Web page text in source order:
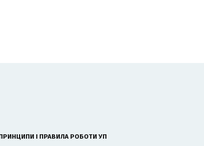
І ПРАВИЛА РОБОТИ УП